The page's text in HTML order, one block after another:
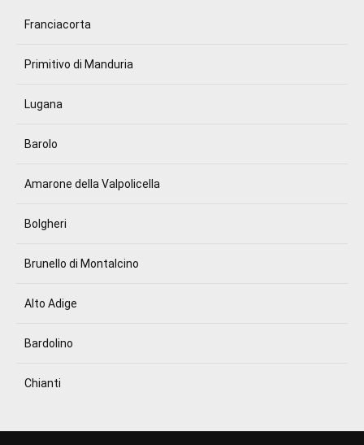
Franciacorta
Primitivo di Manduria
Lugana
Barolo
Amarone della Valpolicella
Bolgheri
Brunello di Montalcino
Alto Adige
Bardolino
Chianti